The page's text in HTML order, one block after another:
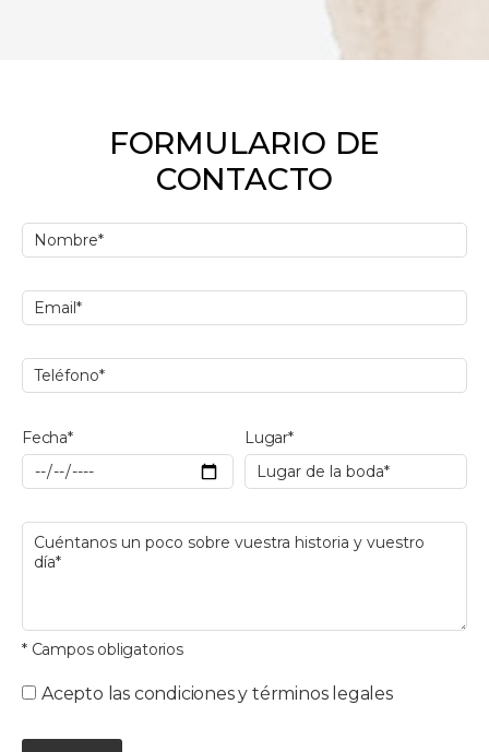
FORMULARIO DE
CONTACTO
Fecha* Lugar*
* Campos obligatorios
Acepto las condiciones y términos legales